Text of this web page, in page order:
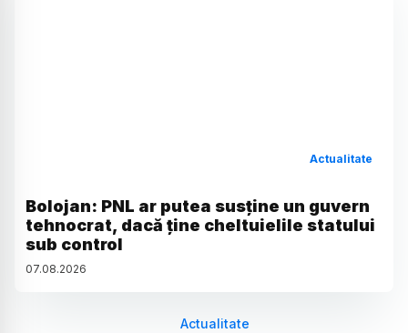
Actualitate
Bolojan: PNL ar putea susține un guvern
tehnocrat, dacă ține cheltuielile statului
sub control
07.08.2026
Actualitate